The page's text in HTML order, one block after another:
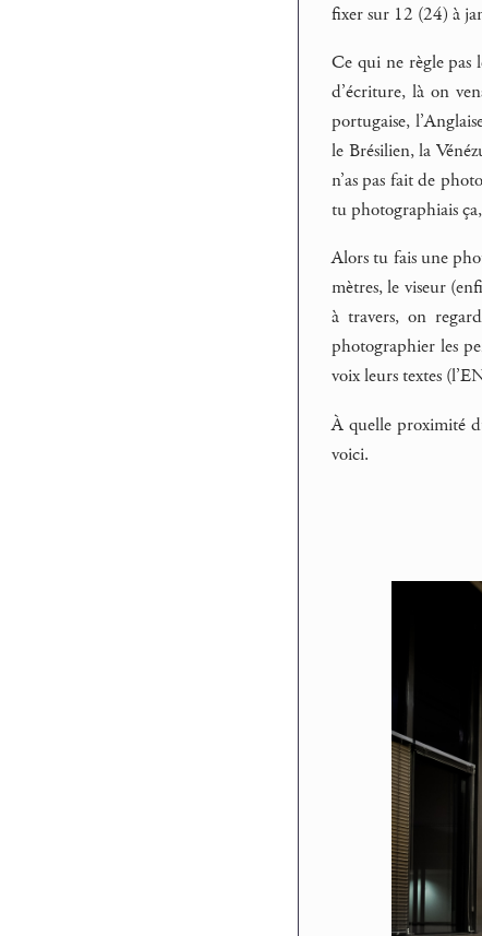
fixer sur 12 (24) à
Ce qui ne règle pas
d’écriture, là on
portugaise,
le Brésilien, la
n’as pas fait de
tu photographiais
Alors tu fais une
mètres, le viseur
à travers, on
photographier les
voix leurs textes
À quelle proximité
voici.